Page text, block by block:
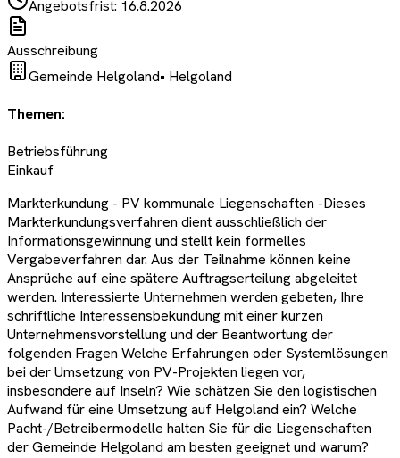
Angebotsfrist: 16.8.2026
Ausschreibung
Gemeinde Helgoland• Helgoland
Themen:
Betriebsführung
Einkauf
Markterkundung - PV kommunale Liegenschaften -Dieses
Markterkundungsverfahren dient ausschließlich der
Informationsgewinnung und stellt kein formelles
Vergabeverfahren dar. Aus der Teilnahme können keine
Ansprüche auf eine spätere Auftragserteilung abgeleitet
werden. Interessierte Unternehmen werden gebeten, Ihre
schriftliche Interessensbekundung mit einer kurzen
Unternehmensvorstellung und der Beantwortung der
folgenden Fragen Welche Erfahrungen oder Systemlösungen
bei der Umsetzung von PV-Projekten liegen vor,
insbesondere auf Inseln? Wie schätzen Sie den logistischen
Aufwand für eine Umsetzung auf Helgoland ein? Welche
Pacht-/Betreibermodelle halten Sie für die Liegenschaften
der Gemeinde Helgoland am besten geeignet und warum?